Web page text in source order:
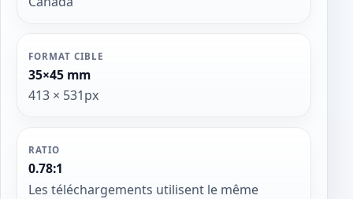
FORMAT CIBLE
35×45 mm
413 × 531px
RATIO
0.78:1
Les téléchargements utilisent le même